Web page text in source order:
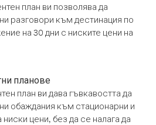
план ви позволява да
разговори към дестинация по
на 30 дни с ниските цени на
планове
план ви дава гъвкавостта да
обаждания към стационарни и
цени, без да се налага да